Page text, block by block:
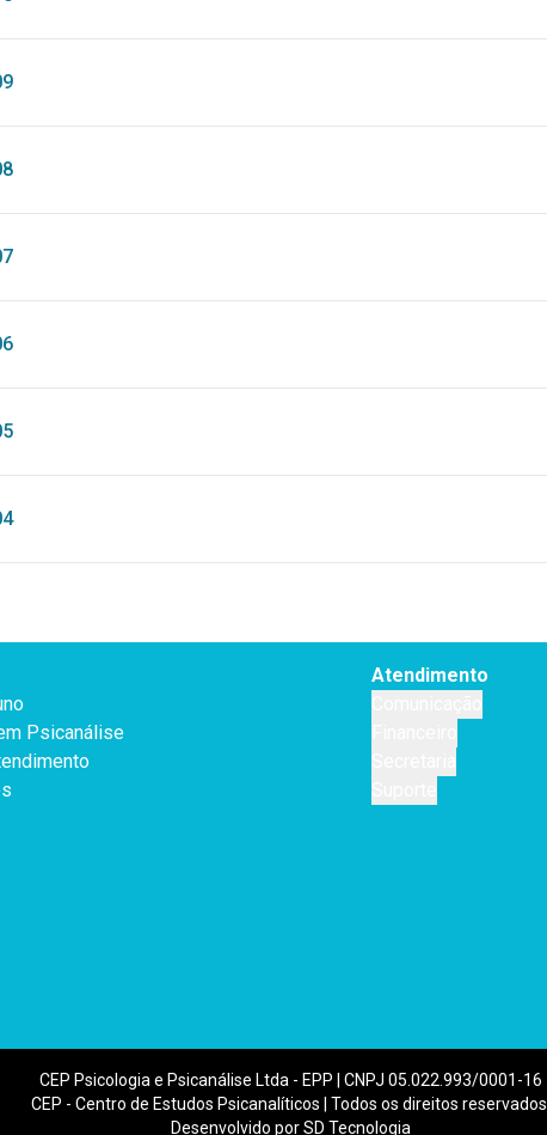
Psicanálise
Atendimento
CEP Psicologia e Psicanálise Ltda - EPP | CNPJ 05.022.993/0001-16
CEP - Centro de Estudos Psicanalíticos | Todos os direitos reservados.
Desenvolvido por SD Tecnologia